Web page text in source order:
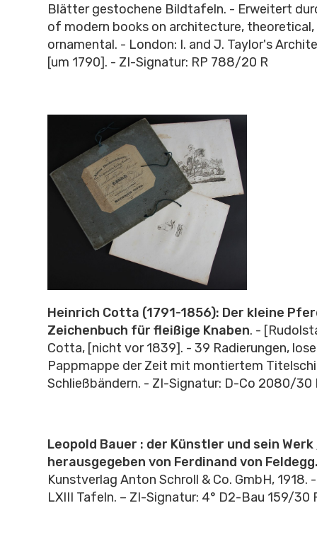
Blätter gestochene Bildtafeln. - Erweitert
of modern books on architecture,
ornamental. - London: I. and J. Taylor's
[um 1790]. - ZI-Signatur: RP 788/20 R
Heinrich Cotta (1791-1856): Der kleine
Zeichenbuch für fleißige Knaben. -
Cotta, [nicht vor 1839]. - 39 Radierungen,
Pappmappe der Zeit mit montiertem
Schließbändern. - ZI-Signatur: D-Co 2080/30
Leopold Bauer : der Künstler und sein
herausgegeben von Ferdinand von
Kunstverlag Anton Schroll & Co. GmbH, 1918.
LXIII Tafeln. – ZI-Signatur: 4° D2-Bau 159/30